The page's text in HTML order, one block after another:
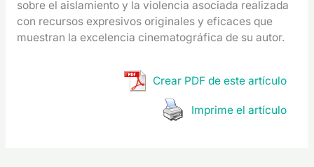
sobre el aislamiento y la violencia asociada realizada
con recursos expresivos originales y eficaces que
muestran la excelencia cinematográfica de su autor.
Crear PDF de este artículo
Imprime el artículo